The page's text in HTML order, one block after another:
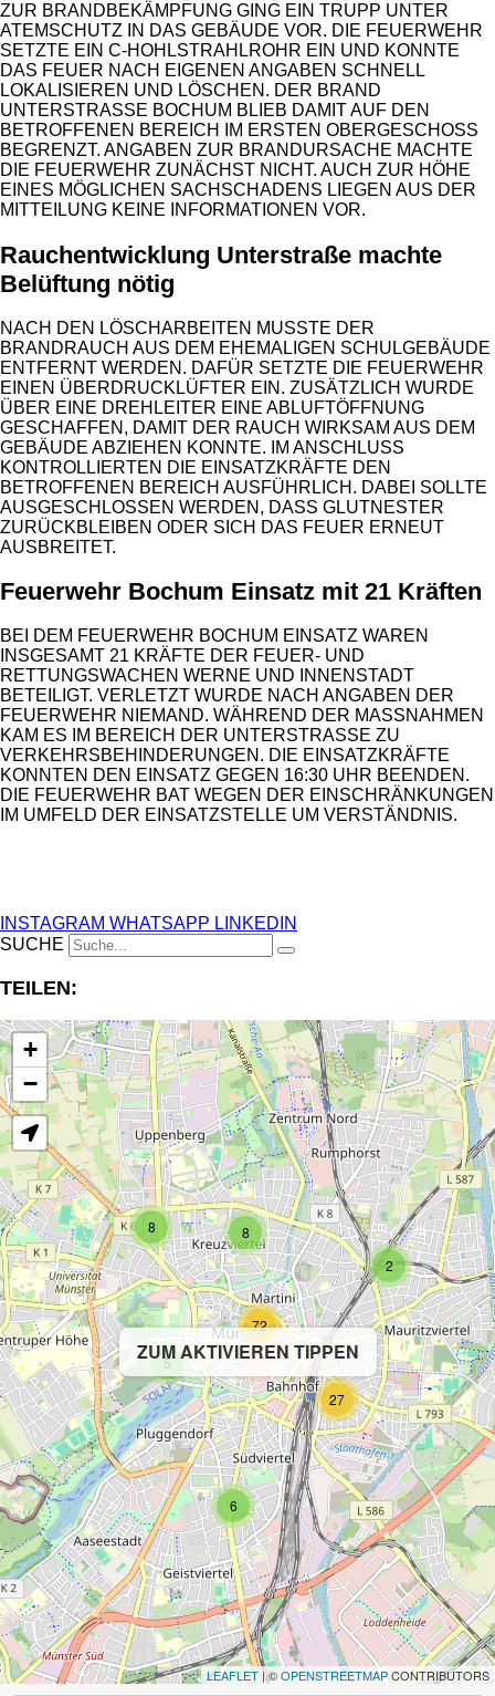
ZUR BRANDBEKÄMPFUNG GING EIN TRUPP UNTER
ATEMSCHUTZ IN DAS GEBÄUDE VOR. DIE FEUERWEHR
SETZTE EIN C-HOHLSTRAHLROHR EIN UND KONNTE
DAS FEUER NACH EIGENEN ANGABEN SCHNELL
LOKALISIEREN UND LÖSCHEN. DER BRAND
UNTERSTRASSE BOCHUM BLIEB DAMIT AUF DEN B
ETROFFENEN BEREICH IM ERSTEN OBERGESCHOSS B
EGRENZT. ANGABEN ZUR BRANDURSACHE MACHTE D
IE FEUERWEHR ZUNÄCHST NICHT. AUCH ZUR HÖHE E
INES MÖGLICHEN SACHSCHADENS LIEGEN AUS DER M
ITTEILUNG KEINE INFORMATIONEN VOR.
Rauchentwicklung Unterstraße machte
Belüftung nötig
NACH DEN LÖSCHARBEITEN MUSSTE DER
BRANDRAUCH AUS DEM EHEMALIGEN SCHULGEBÄUDE
ENTFERNT WERDEN. DAFÜR SETZTE DIE FEUERWEHR
EINEN ÜBERDRUCKLÜFTER EIN. ZUSÄTZLICH WURDE
ÜBER EINE DREHLEITER EINE ABLUFTÖFFNUNG
GESCHAFFEN, DAMIT DER RAUCH WIRKSAM AUS DEM
GEBÄUDE ABZIEHEN KONNTE. IM ANSCHLUSS
KONTROLLIERTEN DIE EINSATZKRÄFTE DEN
BETROFFENEN BEREICH AUSFÜHRLICH. DABEI SOLLTE
AUSGESCHLOSSEN WERDEN, DASS GLUTNESTER
ZURÜCKBLEIBEN ODER SICH DAS FEUER ERNEUT
AUSBREITET.
Feuerwehr Bochum Einsatz mit 21 Kräften
BEI DEM FEUERWEHR BOCHUM EINSATZ WAREN
INSGESAMT 21 KRÄFTE DER FEUER- UND
RETTUNGSWACHEN WERNE UND INNENSTADT
BETEILIGT. VERLETZT WURDE NACH ANGABEN DER
FEUERWEHR NIEMAND. WÄHREND DER MASSNAHMEN K
AM ES IM BEREICH DER UNTERSTRASSE ZU VE
RKEHRSBEHINDERUNGEN. DIE EINSATZKRÄFTE KO
NNTEN DEN EINSATZ GEGEN 16:30 UHR BEENDEN. DI
E FEUERWEHR BAT WEGEN DER EINSCHRÄNKUNGEN IM
UMFELD DER EINSATZSTELLE UM VERSTÄNDNIS.
INSTAGRAM WHATSAPP LINKEDIN
SUCHE
TEILEN:
ZUM AKTIVIEREN TIPPEN
2
8
6
8
27
5
72
+
−
LEAFLET| ©OPENSTREETMAPCONTRIBUTORS